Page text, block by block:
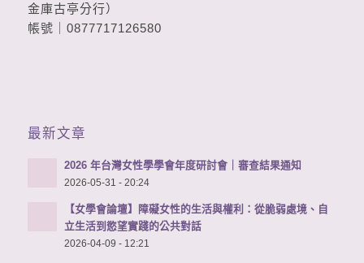
金庫古亭分行）
帳號｜0877717126580
最新文章
2026 年台灣女性學學會年度研討會｜審查結果通知
2026-05-31 - 20:24
【女學會論壇】障礙女性的生活與權利：從脆弱處境、自
立生活到慾望實踐的公共對話
2026-04-09 - 12:21